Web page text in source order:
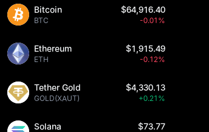
Bitcoin
BTC
$64,916.40
-0.01%
Ethereum
ETH
$1,915.49
-0.12%
Tether Gold
GOLD(XAUT)
$4,330.13
+0.21%
Solana $73.77